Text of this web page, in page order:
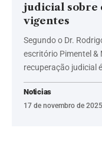
judicial sobre
vigentes
Segundo o Dr.
escritório Pimentel &
recuperação judicial
Noticias
17 de novembro de 2025